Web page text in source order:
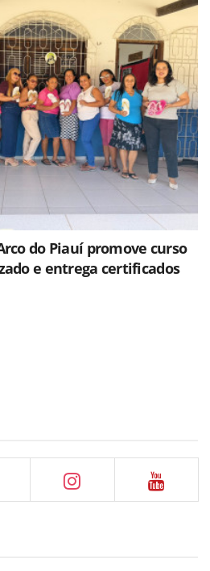
do Piauí promove curso
e entrega certificados